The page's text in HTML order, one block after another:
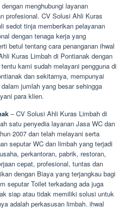
menghubungi layanan
profesional. CV Solusi Ahli Kuras
sedot tinja memberikan pelayanan
dengan tenaga kerja yang
betul tentang cara penanganan ihwal
Kuras Limbah di Pontianak dengan
kami sudah melayani pengguna di
dan sekitarnya, mempunyai
jumlah yang besar sehingga
para klien.
– CV Solusi Ahli Kuras Limbah di
satu penyedia layanan Jasa WC dan
2007 dan telah melayani serta
seputar WC dan limbah yang terjadi
perkantoran, pabrik, restoran,
cepat, profesional, tuntas dan
dengan Biaya yang terjangkau bagi
seputar Toilet terkadang ada juga
siap atau tidak memiliki solusi untuk
adalah perkasusan limbah. ihwal